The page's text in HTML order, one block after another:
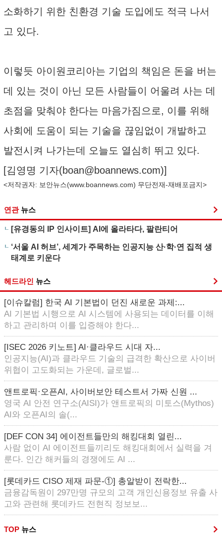
소화하기 위한 친환경 기술 도입에도 적극 나서
고 있다.
이렇듯 아이원코리아는 기업의 책임은 돈을 버는
데 있는 것이 아닌 모든 사람들이 어울려 사는 데
초점을 맞춰야 한다는 마음가짐으로, 이를 위해
사회에 도움이 되는 기술을 끊임없이 개발하고
발전시켜 나가는데 오늘도 열심히 뛰고 있다.
[김영명 기자(boan@boannews.com)]
<저작권자: 보안뉴스(www.boannews.com) 무단전재-재배포금지>
연관 뉴스
[유경동의 IP 인사이트] AI에 올라타다, 팔란티어
‘서울 AI 허브’, 세계가 주목하는 인공지능 산·학·연 집적 생
태계로 키운다
헤드라인 뉴스
[이슈칼럼] 한국 AI 기본법이 던진 새로운 과제:...
AI 기본법 시행으로 AI 시스템에 사용되는 데이터를 이해
하고 관리하며 이를 입증해야 한다...
[ISEC 2026 키노트] AI·클라우드 시대 자...
인공지능(AI)과 클라우드 기술의 급격한 확산으로 사이버
위협이 고도화되는 가운데, 글로벌...
앤트로픽·오픈AI, 사이버보안 테스트서 가짜 신원 ...
영국 AI 안전 연구소(AISI)가 앤트로픽의 미토스(Mythos)
AI와 오픈AI의 솔(...
[DEF CON 34] 에이전트들만의 해킹대회 열린...
사람 없이 AI 에이전트들끼리도 해킹대회에서 실력을 겨
룬다. 인간 해커들의 경쟁에도 AI ...
[롯데카드 CISO 제재 파문-①] 총알받이 전락한...
금융감독원이 297만명 규모의 고객 개인신용정보 유출 사
고와 관련해 롯데카드 전현직 정보보...
TOP 뉴스